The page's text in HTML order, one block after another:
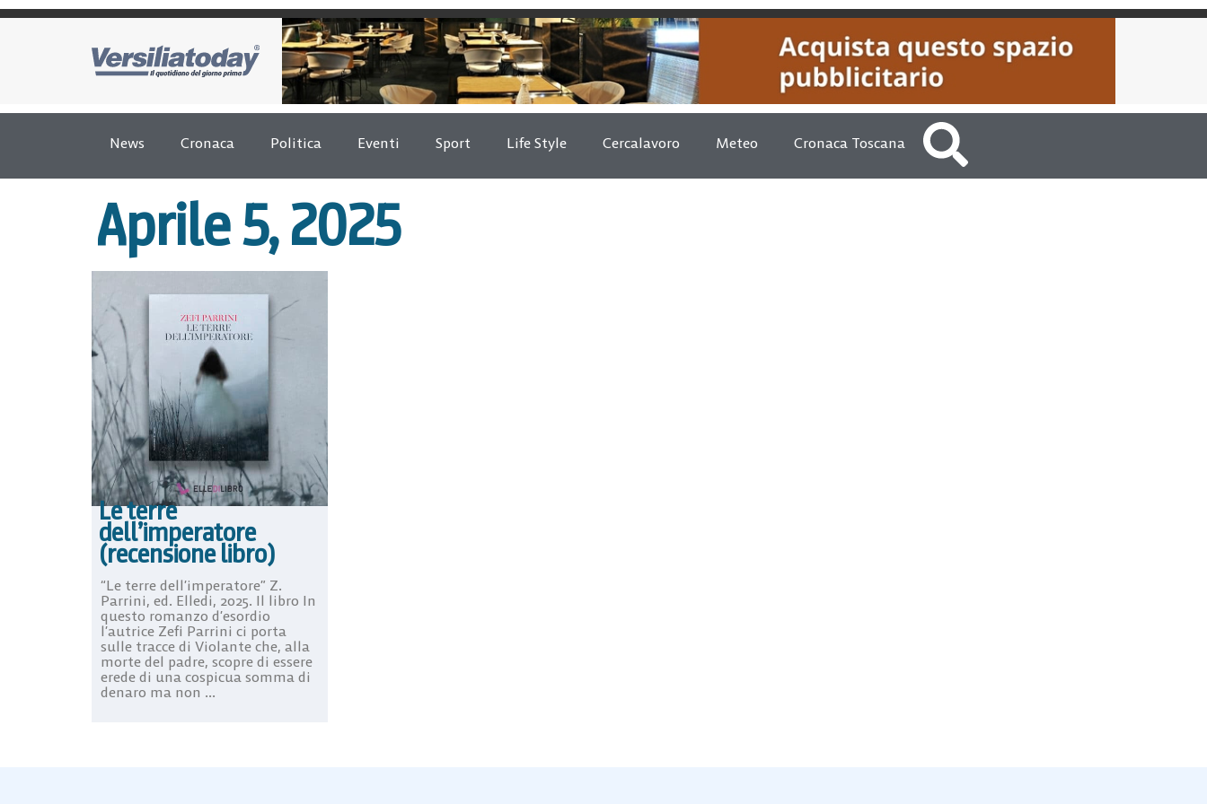
News Cronaca Politica Eventi Sport Life Style Cercalavoro Meteo Cronaca Toscana
Aprile 5, 2025
Le terre
dell’imperatore
(recensione libro)
“Le terre dell’imperatore” Z.
Parrini, ed. Elledi, 2025. Il libro In
questo romanzo d’esordio
l’autrice Zefi Parrini ci porta
sulle tracce di Violante che, alla
morte del padre, scopre di essere
erede di una cospicua somma di
denaro ma non ...